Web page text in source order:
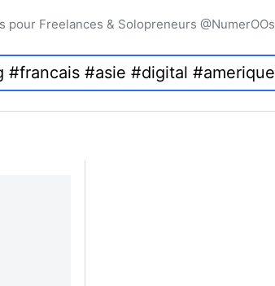
pour Freelances & Solopreneurs @NumerOOs